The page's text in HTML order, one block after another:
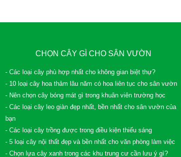
CHỌN CÂY GÌ CHO SÂN VƯỜN
- Các loại cây phù hợp nhất cho không gian biệt thự?
- 10 loại cây hoa thảm lâu năm có hoa liên tục cho sân vườn
- Nên chọn cây bóng mát gì trong khuân viên trường học
- Các loại cây leo giàn đẹp nhất, bền nhất cho sân vườn của
bạn
- Các loại cây trồng được trong điều kiện thiếu sáng
- 5 loại cây nội thất đẹp và bền nhất cho văn phòng làm việc
- Chọn lựa cây xanh trong các khu trung cư cần lưu ý gì?